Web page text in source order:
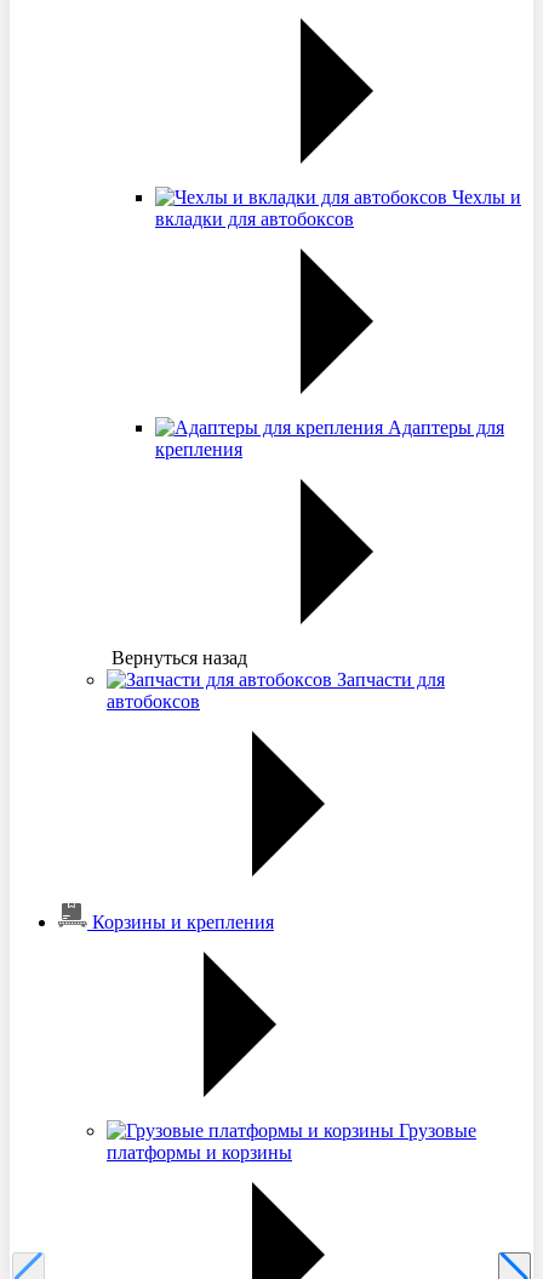
Чехлы и
вкладки для автобоксов
Адаптеры для
крепления
Вернуться назад
Запчасти для
автобоксов
Корзины и крепления
Грузовые
платформы и корзины